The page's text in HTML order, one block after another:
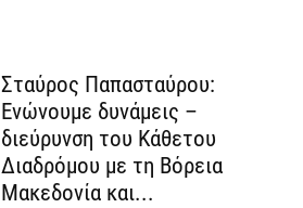
Σταύρος Παπασταύρου:
Ενώνουμε δυνάμεις –
διεύρυνση του Κάθετου
Διαδρόμου με τη Βόρεια
Μακεδονία και...